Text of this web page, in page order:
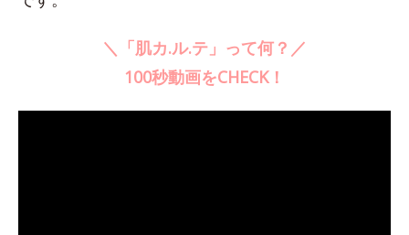
＼「肌カ.ル.テ」って何？／
100秒動画をCHECK！